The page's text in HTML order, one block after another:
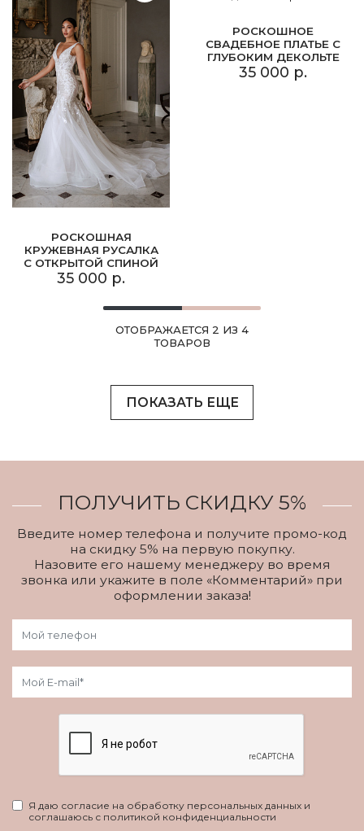
РОСКОШНАЯ
КРУЖЕВНАЯ РУСАЛКА
С ОТКРЫТОЙ СПИНОЙ
35 000 р.
РОСКОШНОЕ
СВАДЕБНОЕ ПЛАТЬЕ С
ГЛУБОКИМ ДЕКОЛЬТЕ
35 000 р.
ОТОБРАЖАЕТСЯ 2 ИЗ 4
ТОВАРОВ
ПОКАЗАТЬ ЕЩЕ
ПОЛУЧИТЬ СКИДКУ 5%
Введите номер телефона и получите промо-код
на скидку 5% на первую покупку.
Назовите его нашему менеджеру во время
звонка или укажите в поле «Комментарий» при
оформлении заказа!
Я даю согласие на обработку персональных данных и
соглашаюсь с политикой конфиденциальности